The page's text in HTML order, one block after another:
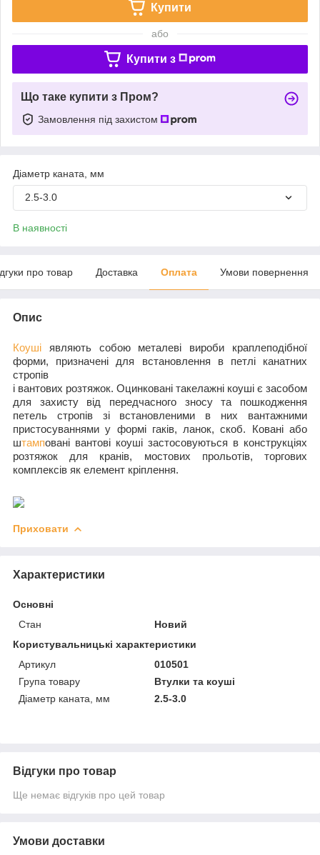
Купити
або
Купити з
Що таке купити з Пром?
Замовлення під захистом
Діаметр каната, мм
2.5-3.0
В наявності
про товар Доставка Оплата Умови повернення
Опис
Коуші являють собою металеві вироби краплеподібної
форми, призначені для встановлення в петлі канатних
стропів
і вантових розтяжок. Оцинковані такелажні коуші є засобом
для захисту від передчасного зносу та пошкодження
петель стропів зі встановленими в них вантажними
пристосуваннями у формі гаків, ланок, скоб. Ковані або
штамповані вантові коуші застосовуються в конструкціях
розтяжок для кранів, мостових прольотів, торгових
комплексів як елемент кріплення.
Приховати
Характеристики
Основні
Стан
Новий
Користувальницькі характеристики
Артикул
010501
Група товару
Втулки та коуші
Діаметр каната, мм
2.5-3.0
Відгуки про товар
Ще немає відгуків про цей товар
Умови доставки